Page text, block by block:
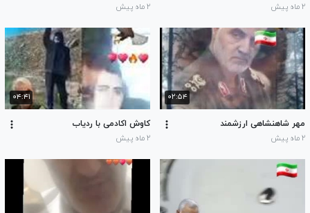
۲ ماه پیش ۲ ماه پیش
۰۲:۵۴
مهر شاهنشاهی ارزشمند
۲ ماه پیش
۰۴:۴۱
کاوش اکادمی با ردیاب
۲ ماه پیش